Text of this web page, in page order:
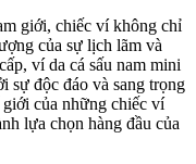
giới, chiếc ví không chỉ
của sự lịch lãm và
ví da cá sấu nam mini
sự độc đáo và sang trọng
của những chiếc ví
lựa chọn hàng đầu của